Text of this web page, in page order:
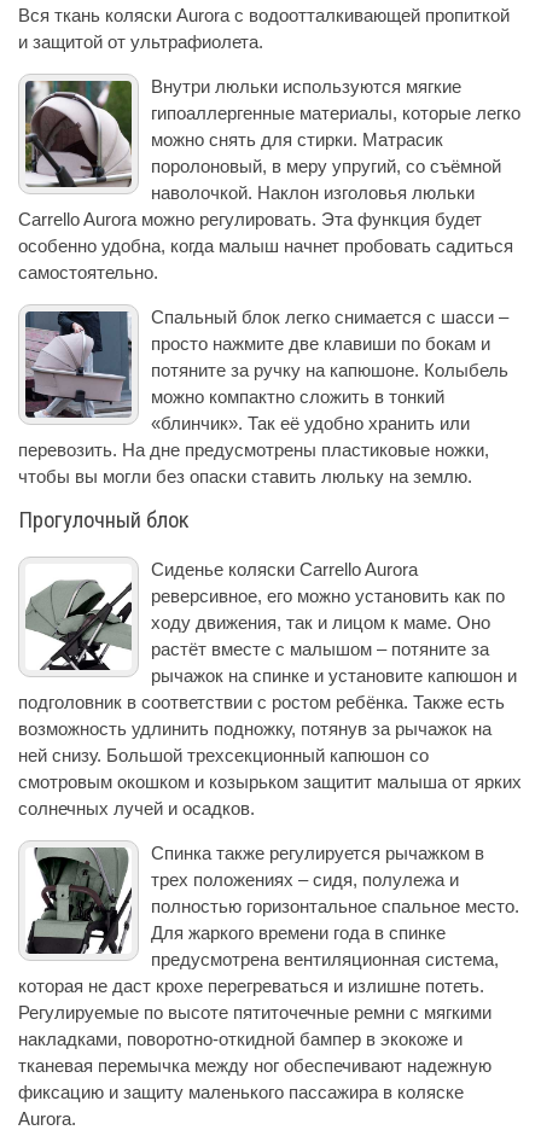
Вся ткань коляски Aurora с водоотталкивающей пропиткой
и защитой от ультрафиолета.
Внутри люльки используются мягкие
гипоаллергенные материалы, которые легко
можно снять для стирки. Матрасик
поролоновый, в меру упругий, со съёмной
наволочкой. Наклон изголовья люльки
Carrello Aurora можно регулировать. Эта функция будет
особенно удобна, когда малыш начнет пробовать садиться
самостоятельно.
Спальный блок легко снимается с шасси –
просто нажмите две клавиши по бокам и
потяните за ручку на капюшоне. Колыбель
можно компактно сложить в тонкий
«блинчик». Так её удобно хранить или
перевозить. На дне предусмотрены пластиковые ножки,
чтобы вы могли без опаски ставить люльку на землю.
Прогулочный блок
Сиденье коляски Carrello Aurora
реверсивное, его можно установить как по
ходу движения, так и лицом к маме. Оно
растёт вместе с малышом – потяните за
рычажок на спинке и установите капюшон и
подголовник в соответствии с ростом ребёнка. Также есть
возможность удлинить подножку, потянув за рычажок на
ней снизу. Большой трехсекционный капюшон со
смотровым окошком и козырьком защитит малыша от ярких
солнечных лучей и осадков.
Спинка также регулируется рычажком в
трех положениях – сидя, полулежа и
полностью горизонтальное спальное место.
Для жаркого времени года в спинке
предусмотрена вентиляционная система,
которая не даст крохе перегреваться и излишне потеть.
Регулируемые по высоте пятиточечные ремни с мягкими
накладками, поворотно-откидной бампер в экокоже и
тканевая перемычка между ног обеспечивают надежную
фиксацию и защиту маленького пассажира в коляске
Aurora.